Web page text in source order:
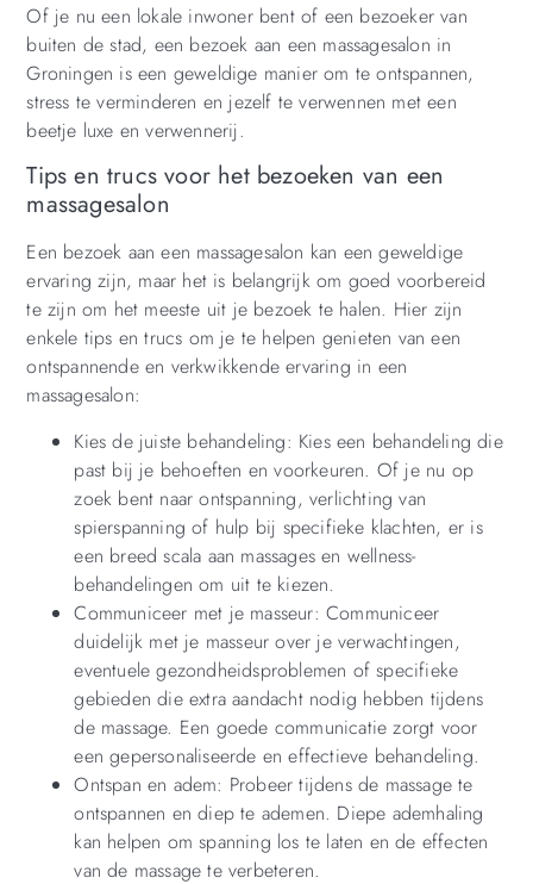
Of je nu een lokale inwoner bent of een bezoeker van
buiten de stad, een bezoek aan een massagesalon in
Groningen is een geweldige manier om te ontspannen,
stress te verminderen en jezelf te verwennen met een
beetje luxe en verwennerij.
Tips en trucs voor het bezoeken van een
massagesalon
Een bezoek aan een massagesalon kan een geweldige
ervaring zijn, maar het is belangrijk om goed voorbereid
te zijn om het meeste uit je bezoek te halen. Hier zijn
enkele tips en trucs om je te helpen genieten van een
ontspannende en verkwikkende ervaring in een
massagesalon:
Kies de juiste behandeling: Kies een behandeling die
past bij je behoeften en voorkeuren. Of je nu op
zoek bent naar ontspanning, verlichting van
spierspanning of hulp bij specifieke klachten, er is
een breed scala aan massages en wellness-
behandelingen om uit te kiezen.
Communiceer met je masseur: Communiceer
duidelijk met je masseur over je verwachtingen,
eventuele gezondheidsproblemen of specifieke
gebieden die extra aandacht nodig hebben tijdens
de massage. Een goede communicatie zorgt voor
een gepersonaliseerde en effectieve behandeling.
Ontspan en adem: Probeer tijdens de massage te
ontspannen en diep te ademen. Diepe ademhaling
kan helpen om spanning los te laten en de effecten
van de massage te verbeteren.